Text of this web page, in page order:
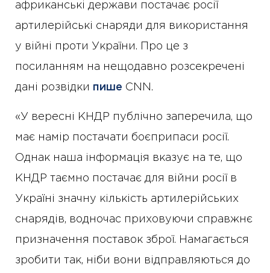
африканські держави постачає росії
артилерійські снаряди для використання
у війні проти України. Про це з
посиланням на нещодавно розсекречені
дані розвідки пише CNN.
«У вересні КНДР публічно заперечила, що
має намір постачати боєприпаси росії.
Однак наша інформація вказує на те, що
КНДР таємно постачає для війни росії в
Україні значну кількість артилерійських
снарядів, водночас приховуючи справжнє
призначення поставок зброї. Намагається
зробити так, ніби вони відправляються до